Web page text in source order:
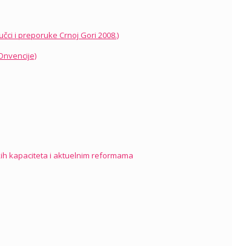
i preporuke Crnoj Gori 2008.)
kapaciteta i aktuelnim reformama